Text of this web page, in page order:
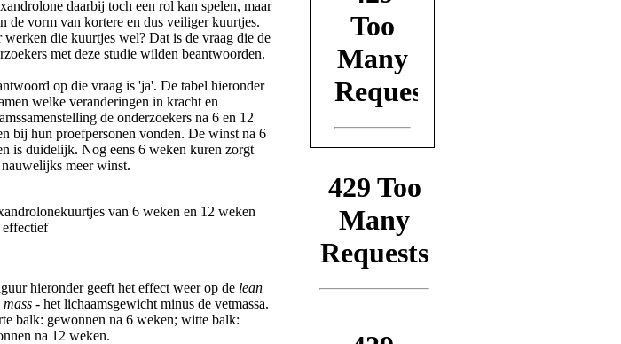
daarbij toch een rol kan spelen, maar
de vorm van kortere en dus veiliger kuurtjes.
werken die kuurtjes wel? Dat is de vraag die de
met deze studie wilden beantwoorden.
op die vraag is 'ja'. De tabel hieronder
welke veranderingen in kracht en
de onderzoekers na 6 en 12
bij hun proefpersonen vonden. De winst na 6
is duidelijk. Nog eens 6 weken kuren zorgt
meer winst.
hieronder geeft het effect weer op de lean
- het lichaamsgewicht minus de vetmassa.
balk: gewonnen na 6 weken; witte balk:
na 12 weken.